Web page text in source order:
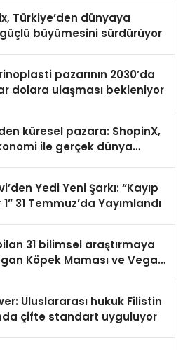
Türkiye’den dünyaya
büyümesini sürdürüyor
pazarının 2030’da
dolara ulaşması bekleniyor
küresel pazara: ShopinX,
ile gerçek dünya
Yedi Yeni Şarkı: “Kayıp
31 Temmuz’da Yayımlandı
31 bilimsel araştırmaya
Köpek Maması ve Vegan
Uluslararası hukuk Filistin
çifte standart uyguluyor